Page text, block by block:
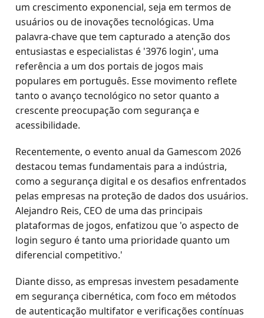
um crescimento exponencial, seja em termos de
usuários ou de inovações tecnológicas. Uma
palavra-chave que tem capturado a atenção dos
entusiastas e especialistas é '3976 login', uma
referência a um dos portais de jogos mais
populares em português. Esse movimento reflete
tanto o avanço tecnológico no setor quanto a
crescente preocupação com segurança e
acessibilidade.
Recentemente, o evento anual da Gamescom 2026
destacou temas fundamentais para a indústria,
como a segurança digital e os desafios enfrentados
pelas empresas na proteção de dados dos usuários.
Alejandro Reis, CEO de uma das principais
plataformas de jogos, enfatizou que 'o aspecto de
login seguro é tanto uma prioridade quanto um
diferencial competitivo.'
Diante disso, as empresas investem pesadamente
em segurança cibernética, com foco em métodos
de autenticação multifator e verificações contínuas